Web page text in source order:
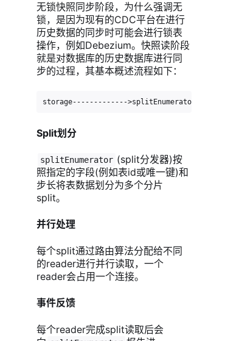
无锁快照同步阶段，为什么强调无
锁，是因为现有的CDC平台在进行
历史数据的同步时可能会进行锁表
操作，例如Debezium。快照读阶段
就是对数据库的历史数据库进行同
步的过程，其基本概述流程如下：
storage-------------
Split划分
splitEnumerator (split分发器)按
照指定的字段(例如表id或唯一键)和
步长将表数据划分为多个分片
split。
并行处理
每个split通过路由算法分配给不同
的reader进行并行读取，一个
reader会占用一个连接。
事件反馈
每个reader完成split读取后会